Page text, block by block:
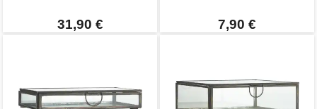
31,90 € 7,90 €